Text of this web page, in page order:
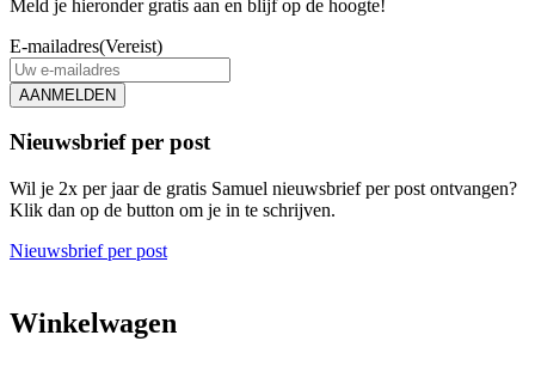
Meld je hieronder gratis aan en blijf op de hoogte!
E-mailadres(Vereist)
AANMELDEN
Nieuwsbrief per post
Wil je 2x per jaar de gratis Samuel nieuwsbrief per post ontvangen?
Klik dan op de button om je in te schrijven.
Nieuwsbrief per post
Winkelwagen